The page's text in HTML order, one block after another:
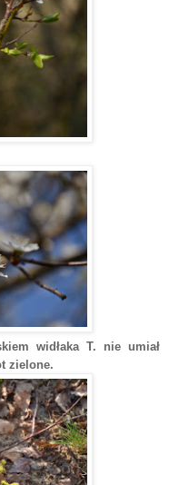
widłaka T. nie umiał
zielone.